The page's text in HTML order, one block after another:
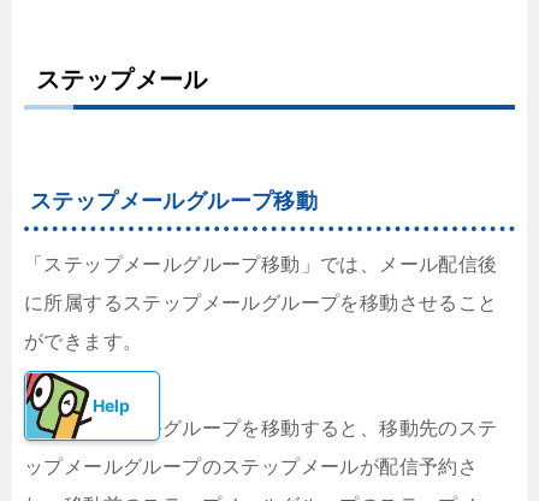
ステップメール
ステップメールグループ移動
「ステップメールグループ移動」では、メール配信後
に所属するステップメールグループを移動させること
ができます。
ステップメールグループを移動すると、移動先のステ
ップメールグループのステップメールが配信予約さ